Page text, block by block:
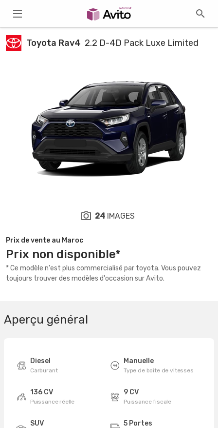
Toyota Rav4 2.2 D-4D Pack Luxe Limited
Prix de vente au Maroc
Prix non disponible*
* Ce modèle n'est plus commercialisé par toyota. Vous pouvez
toujours trouver des modèles d'occasion sur Avito.
24 IMAGES
Aperçu général
Diesel
Carburant
Manuelle
Type de boîte de vitesses
136 CV
Puissance réelle
9 CV
Puissance fiscale
SUV 5 Portes